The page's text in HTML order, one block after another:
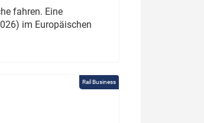
fahren. Eine
im Europäischen
Rail Business